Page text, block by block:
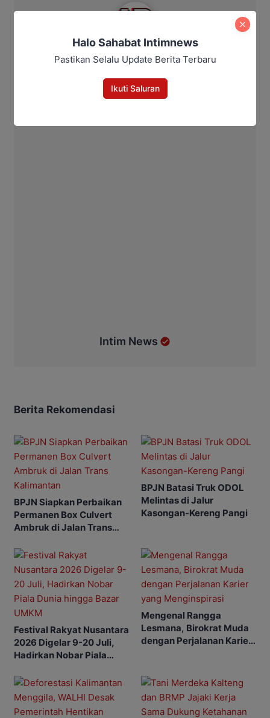
Intim News
Berita Rekomendasi
BPJN Siapkan Perbaikan
Permanen Box Culvert
Ambruk di Jalan Trans
BPJN Batasi Truk ODOL
Melintas di Jalur
Kasongan-Kereng Pangi
Festival Rakyat Nusantara
2026 Digelar 9-20 Juli,
Hadirkan Nobar Piala
UMKM
Mengenal Rangga
Lesmana, Birokrat Muda
dengan Perjalanan Karier
Halo Sahabat Intimnews
Pastikan Selalu Update Berita Terbaru
Ikuti Saluran